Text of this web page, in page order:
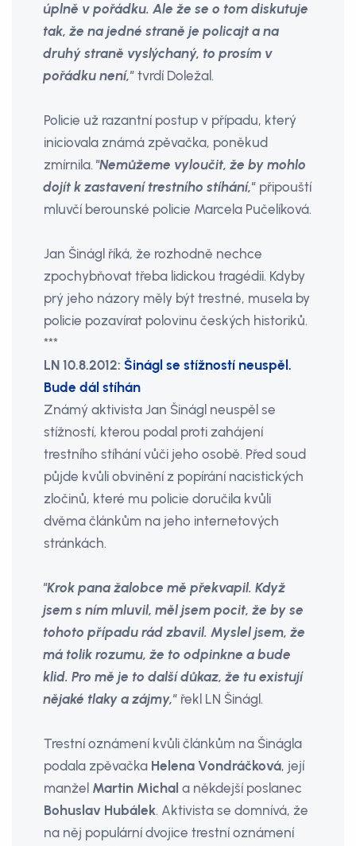
úplně v pořádku. Ale že se o tom diskutuje
tak, že na jedné straně je policajt a na
druhý straně vyslýchaný, to prosím v
pořádku není," tvrdí Doležal.
Policie už razantní postup v případu, který
iniciovala známá zpěvačka, poněkud
zmírnila. "Nemůžeme vyloučit, že by mohlo
dojít k zastavení trestního stíhání," připouští
mluvčí berounské policie Marcela Pučelíková.
Jan Šinágl říká, že rozhodně nechce
zpochybňovat třeba lidickou tragédii. Kdyby
prý jeho názory měly být trestné, musela by
policie pozavírat polovinu českých historiků.
***
LN 10.8.2012: Šinágl se stížností neuspěl.
Bude dál stíhán
Známý aktivista Jan Šinágl neuspěl se
stížností, kterou podal proti zahájení
trestního stíhání vůči jeho osobě. Před soud
půjde kvůli obvinění z popírání nacistických
zločinů, které mu policie doručila kvůli
dvěma článkům na jeho internetových
stránkách.
"Krok pana žalobce mě překvapil. Když
jsem s ním mluvil, měl jsem pocit, že by se
tohoto případu rád zbavil. Myslel jsem, že
má tolik rozumu, že to odpinkne a bude
klid. Pro mě je to další důkaz, že tu existují
nějaké tlaky a zájmy," řekl LN Šinágl.
Trestní oznámení kvůli článkům na Šinágla
podala zpěvačka Helena Vondráčková, její
manžel Martin Michal a někdejší poslanec
Bohuslav Hubálek. Aktivista se domnívá, že
na něj populární dvojice trestní oznámení